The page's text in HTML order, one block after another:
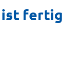
ist fertig